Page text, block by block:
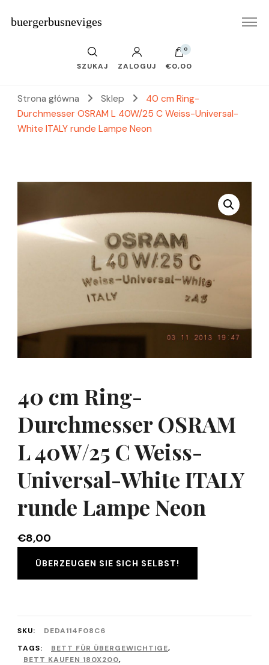
buergerbusneviges
SZUKAJ ZALOGUJ
0
€0,00
Strona główna Sklep
40 cm Ring-
Durchmesser OSRAM L 40W/25 C Weiss-Universal-
White ITALY runde Lampe Neon
40 cm Ring-
Durchmesser OSRAM
L 40W/25 C Weiss-
Universal-White ITALY
runde Lampe Neon
€8,00
ÜBERZEUGEN SIE SICH SELBST!
SKU:
DEDA114F08C6
TAGS:
BETT FÜR ÜBERGEWICHTIGE,
BETT KAUFEN 180X200,